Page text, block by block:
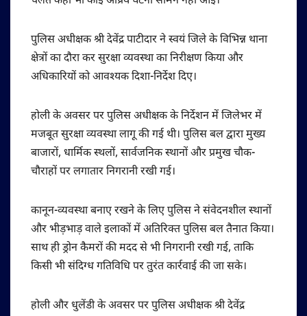
पुलिस अधीक्षक श्री देवेंद्र पाटीदार ने स्वयं जिले के विभिन्न थाना
क्षेत्रों का दौरा कर सुरक्षा व्यवस्था का निरीक्षण किया और
अधिकारियों को आवश्यक दिशा-निर्देश दिए।
होली के अवसर पर पुलिस अधीक्षक के निर्देशन में जिलेभर में
मजबूत सुरक्षा व्यवस्था लागू की गई थी। पुलिस बल द्वारा मुख्य
बाजारों, धार्मिक स्थलों, सार्वजनिक स्थानों और प्रमुख चौक-
चौराहों पर लगातार निगरानी रखी गई।
कानून-व्यवस्था बनाए रखने के लिए पुलिस ने संवेदनशील स्थानों
और भीड़भाड़ वाले इलाकों में अतिरिक्त पुलिस बल तैनात किया।
साथ ही ड्रोन कैमरों की मदद से भी निगरानी रखी गई, ताकि
किसी भी संदिग्ध गतिविधि पर तुरंत कार्रवाई की जा सके।
होली और धुलेंडी के अवसर पर पुलिस अधीक्षक श्री देवेंद्र